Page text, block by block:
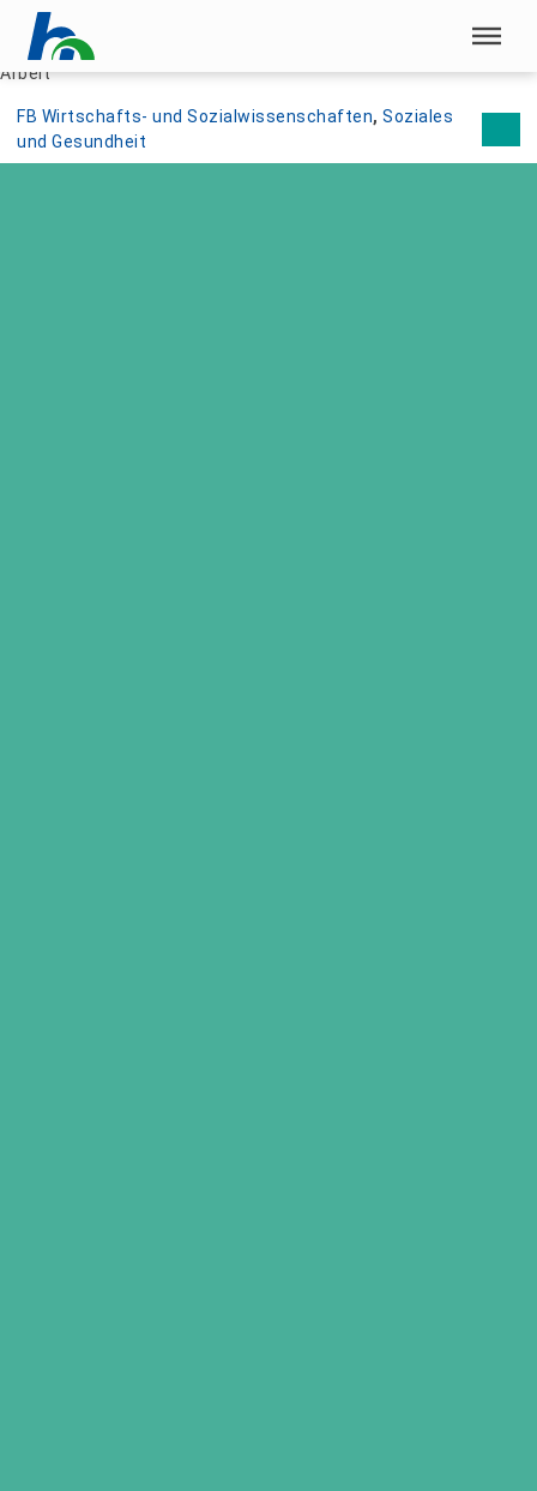
Menü überspringen
Menü überspringen
Home |Studienangebote
Therapeutische Soziale
Arbeit
FB Wirtschafts- und Sozialwissenschaften, Soziales
und Gesundheit